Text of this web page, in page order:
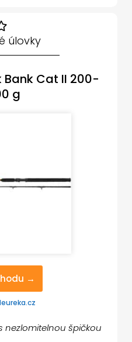
úlovky
Bank Cat II 200-
g
→
nezlomitelnou špičkou